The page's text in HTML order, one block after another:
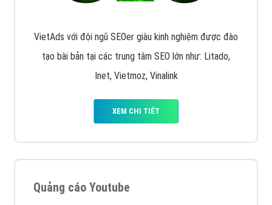
VietAds với đội ngũ SEOer giàu kinh nghiệm được đào
tạo bài bản tại các trung tâm SEO lớn như: Litado,
Inet, Vietmoz, Vinalink
XEM CHI TIẾT
Quảng cáo Youtube